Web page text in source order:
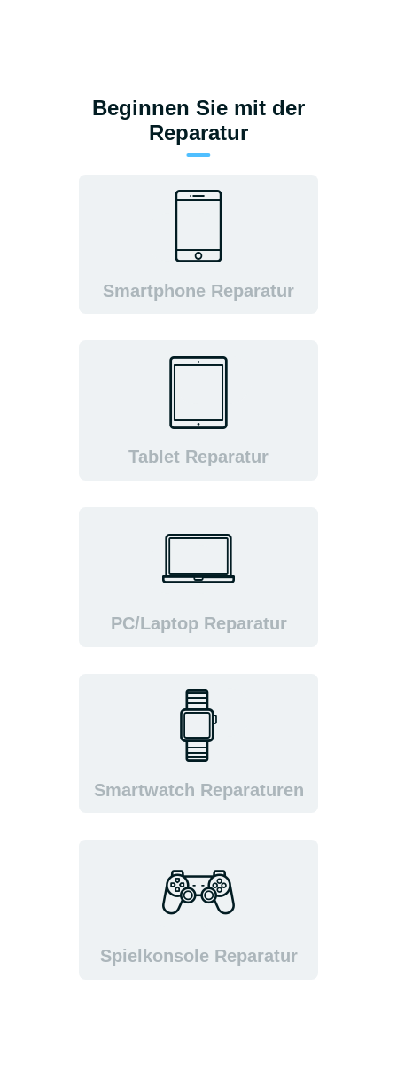
KONTAKT
Beginnen Sie mit der
Reparatur
Smartphone Reparatur
Tablet Reparatur
PC/Laptop Reparatur
Smartwatch Reparaturen
Spielkonsole Reparatur